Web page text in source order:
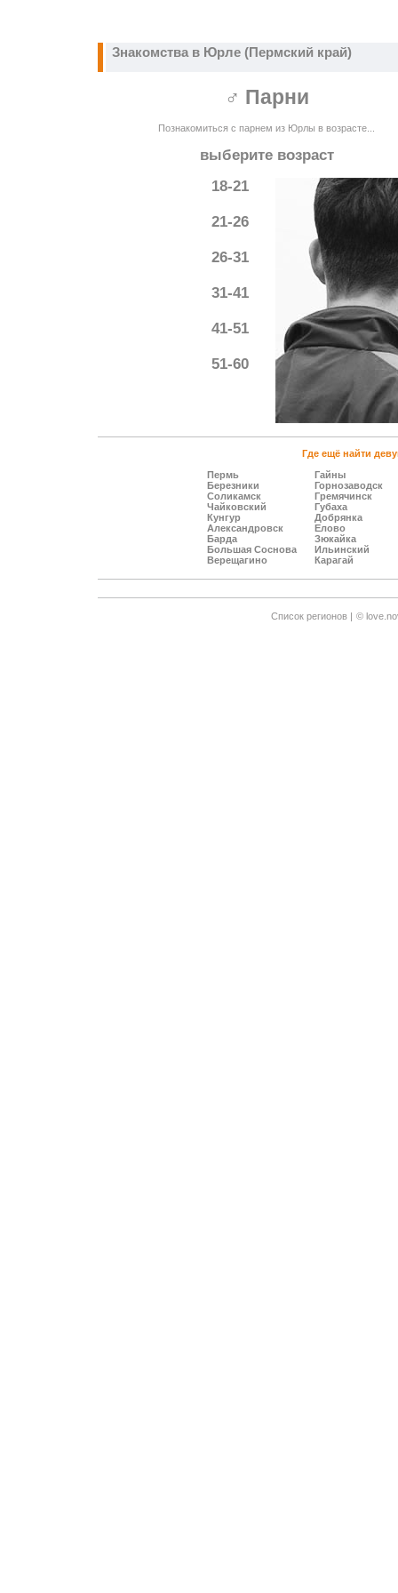
Знакомства в Юрле (Пермский край)
♂ Парни
Познакомиться с парнем из Юрлы в возрасте...
выберите возраст
18-21
21-26
26-31
31-41
41-51
51-60
Где ещё найти
Пермь
Березники
Соликамск
Чайковский
Кунгур
Александровск
Барда
Большая Соснова
Верещагино
Гайны
Горнозаводск
Гремячинск
Губаха
Добрянка
Елово
Зюкайка
Ильинский
Карагай
Cписок регионов | ©